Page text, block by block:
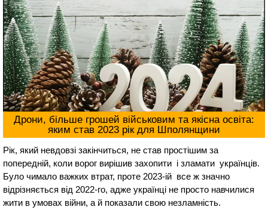
Дрони, більше грошей військовим та якісна освіта:
яким став 2023 рік для Шполянщини
Рік, який невдовзі закінчиться, не став простішим за
попередній, коли ворог вирішив захопити і зламати українців.
Було чимало важких втрат, проте 2023-ій все ж значно
відрізняється від 2022-го, адже українці не просто навчилися
жити в умовах війни, а й показали свою незламність.